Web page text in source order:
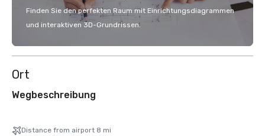
Finden Sie den perfekten Raum mit Einrichtungsdiagrammen
und interaktiven 3D-Grundrissen.
Ort
Wegbeschreibung
Distance from airport 8 mi